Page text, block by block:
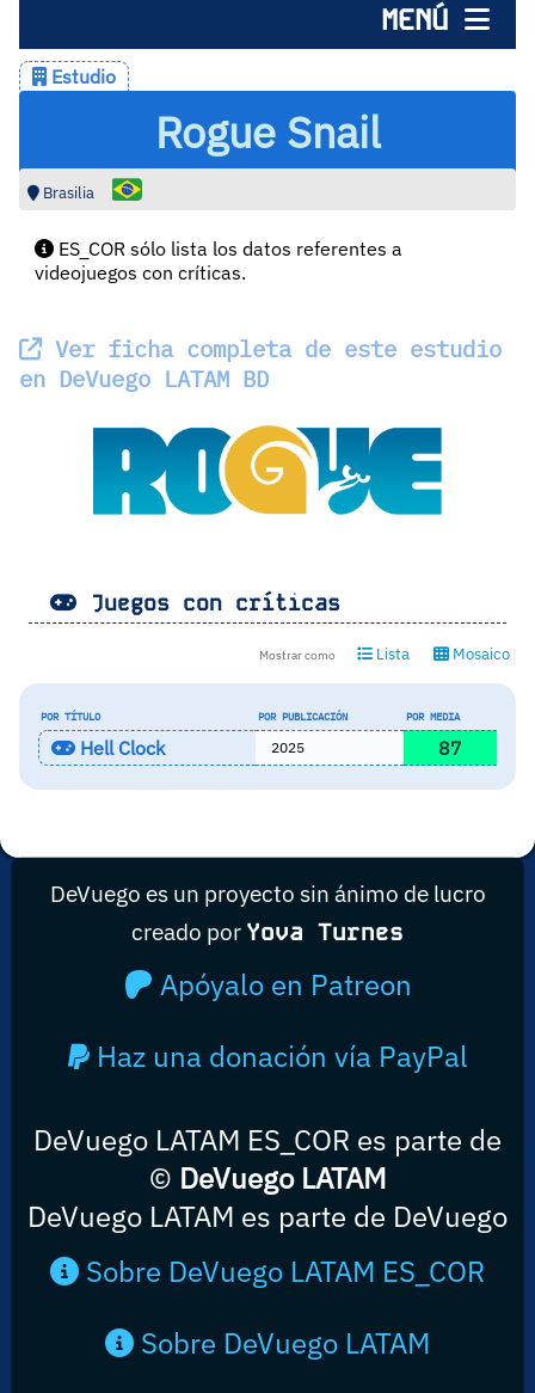
MENÚ
Estudio
Rogue Snail
Brasilia
ES_COR sólo lista los datos referentes a
videojuegos con críticas.
Ver ficha completa de este estudio
en DeVuego LATAM BD
Juegos con críticas
Mostrar como Lista Mosaico
POR TÍTULO POR PUBLICACIÓN POR MEDIA
Hell Clock 2025 87
DeVuego es un proyecto sin ánimo de lucro
creado por Yova Turnes
Apóyalo en Patreon
Haz una donación vía PayPal
DeVuego LATAM ES_COR es parte de
© DeVuego LATAM
DeVuego LATAM es parte de DeVuego
Sobre DeVuego LATAM ES_COR
Sobre DeVuego LATAM